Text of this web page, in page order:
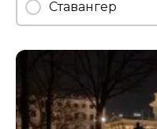
Ставангер